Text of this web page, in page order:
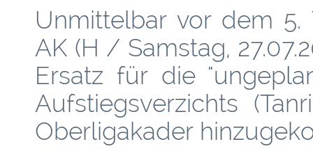
Unmittelbar vor dem
AK (H / Samstag,
Ersatz für die
Aufstiegsverzichts
Oberligakader